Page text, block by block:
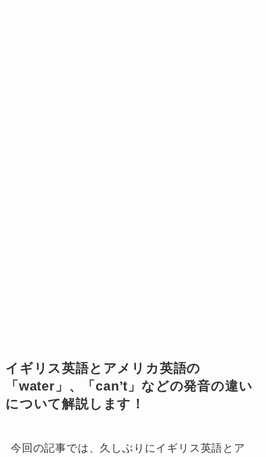
イギリス英語とアメリカ英語の
「water」、「can’t」などの発音の違い
について解説します！
今回の記事では、久しぶりにイギリス英語とア